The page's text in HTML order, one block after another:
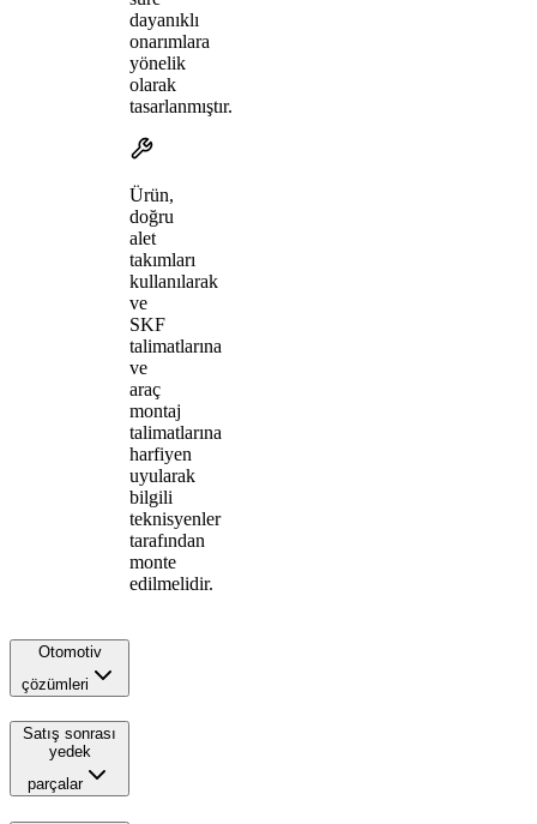
dayanıklı
onarımlara
yönelik
olarak
tasarlanmıştır.
Ürün,
doğru
alet
takımları
kullanılarak
ve
SKF
talimatlarına
ve
araç
montaj
talimatlarına
harfiyen
uyularak
bilgili
teknisyenler
tarafından
monte
edilmelidir.
Otomotiv
çözümleri
Satış sonrası
yedek
parçalar